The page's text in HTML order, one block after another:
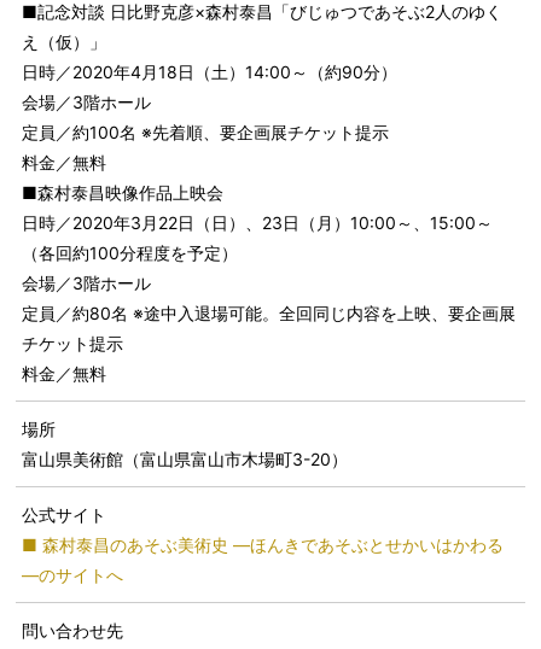
■記念対談 日比野克彦×森村泰昌「びじゅつであそぶ2人のゆく
え（仮）」
日時／2020年4月18日（土）14:00～（約90分）
会場／3階ホール
定員／約100名 ※先着順、要企画展チケット提示
料金／無料
■森村泰昌映像作品上映会
日時／2020年3月22日（日）、23日（月）10:00～、15:00～
（各回約100分程度を予定）
会場／3階ホール
定員／約80名 ※途中入退場可能。全回同じ内容を上映、要企画展
チケット提示
料金／無料
場所
富山県美術館（富山県富山市木場町3-20）
公式サイト
■ 森村泰昌のあそぶ美術史 ―ほんきであそぶとせかいはかわる
―のサイトへ
問い合わせ先